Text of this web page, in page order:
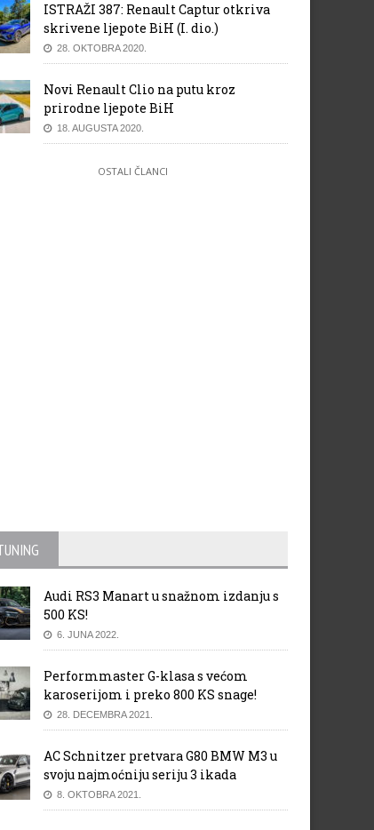
ISTRAŽI 387: Renault Captur otkriva
skrivene ljepote BiH (I. dio.)
28. OKTOBRA 2020.
Novi Renault Clio na putu kroz
prirodne ljepote BiH
18. AUGUSTA 2020.
OSTALI ČLANCI
Audi RS3 Manart u snažnom izdanju s
500 KS!
6. JUNA 2022.
Performmaster G-klasa s većom
karoserijom i preko 800 KS snage!
28. DECEMBRA 2021.
AC Schnitzer pretvara G80 BMW M3 u
svoju najmoćniju seriju 3 ikada
8. OKTOBRA 2021.